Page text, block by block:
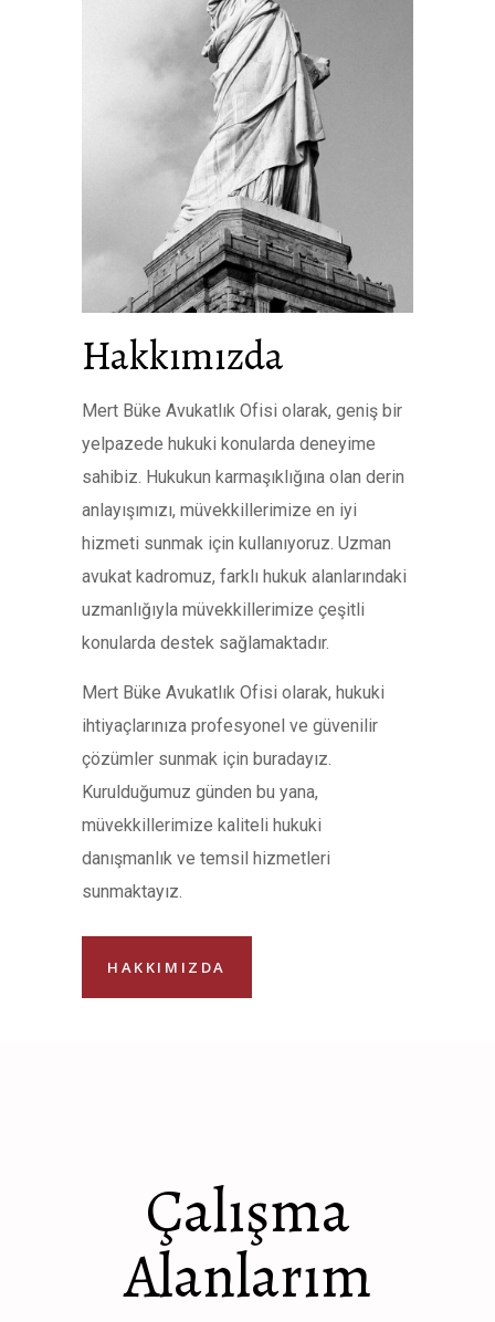
Hakkımızda
Mert Büke Avukatlık Ofisi olarak, geniş bir
yelpazede hukuki konularda deneyime
sahibiz. Hukukun karmaşıklığına olan derin
anlayışımızı, müvekkillerimize en iyi
hizmeti sunmak için kullanıyoruz. Uzman
avukat kadromuz, farklı hukuk alanlarındaki
uzmanlığıyla müvekkillerimize çeşitli
konularda destek sağlamaktadır.
Mert Büke Avukatlık Ofisi olarak, hukuki
ihtiyaçlarınıza profesyonel ve güvenilir
çözümler sunmak için buradayız.
Kurulduğumuz günden bu yana,
müvekkillerimize kaliteli hukuki
danışmanlık ve temsil hizmetleri
sunmaktayız.
HAKKIMIZDA
Çalışma
Alanlarım